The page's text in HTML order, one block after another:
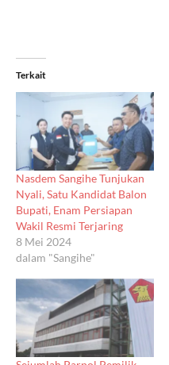
Terkait
Nasdem Sangihe Tunjukan
Nyali, Satu Kandidat Balon
Bupati, Enam Persiapan
Wakil Resmi Terjaring
8 Mei 2024
dalam "Sangihe"